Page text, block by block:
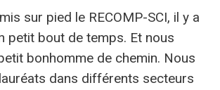
sur pied le RECOMP-SCI, il y a
petit bout de temps. Et nous
bonhomme de chemin. Nous
dans différents secteurs